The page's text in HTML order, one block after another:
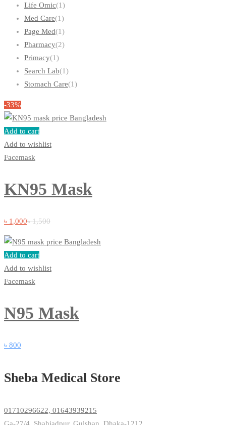
Life Omic(1)
Med Care(1)
Page Med(1)
Pharmacy(2)
Primacy(1)
Search Lab(1)
Stomach Care(1)
-33%
Add to cart
Add to wishlist
Facemask
KN95 Mask
৳ 1,000৳1,500
Add to cart
Add to wishlist
Facemask
N95 Mask
৳ 800
Sheba Medical Store
01710296622, 01643939215
Ga-27/4, Shahjadpur, Gulshan, Dhaka-1212